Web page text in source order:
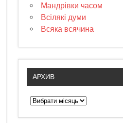
Мандрівки часом
Всілякі думи
Всяка всячина
АРХИВ
А
р
х